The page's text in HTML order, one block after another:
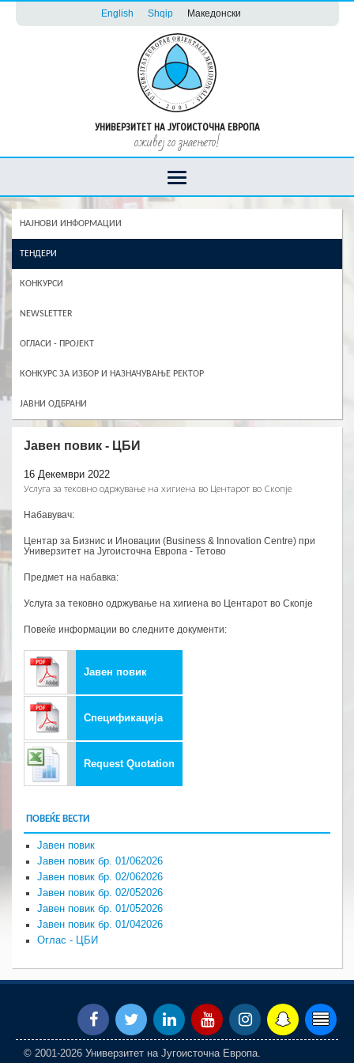
English Shqip Македонски
УНИВЕРЗИТЕТ НА ЈУГОИСТОЧНА ЕВРОПА
оживеј го знаењето!
НАЈНОВИ ИНФОРМАЦИИ
ТЕНДЕРИ
КОНКУРСИ
NEWSLETTER
ОГЛАСИ - ПРОЈЕКТ
КОНКУРС ЗА ИЗБОР И НАЗНАЧУВАЊЕ РЕКТОР
ЈАВНИ ОДБРАНИ
Јавен повик - ЦБИ
16 Декември 2022
Услуга за тековно одржување на хигиена во Центарот во Скопје
Набавувач:
Центар за Бизнис и Иновации (Business & Innovation Centre) при
Универзитет на Југоисточна Европа - Тетово
Предмет на набавка:
Услуга за тековно одржување на хигиена во Центарот во Скопје
Повеќе информации во следните документи:
Јавен повик
Спецификација
Request Quotation
ПОВЕЌЕ ВЕСТИ
Јавен повик
Јавен повик бр. 01/062026
Јавен повик бр. 02/062026
Јавен повик бр. 02/052026
Јавен повик бр. 01/052026
Јавен повик бр. 01/042026
Оглас - ЦБИ
© 2001-2026 Универзитет на Југоисточна Европа.